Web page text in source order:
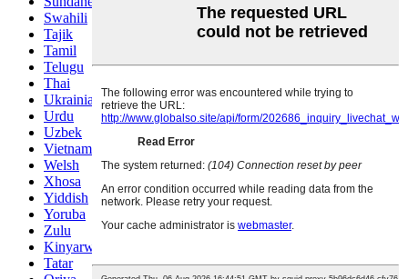
Swahili
Tajik
Tamil
Telugu
Thai
Ukrainian
Urdu
Uzbek
Vietnamese
Welsh
Xhosa
Yiddish
Yoruba
Zulu
Kinyarwanda
Tatar